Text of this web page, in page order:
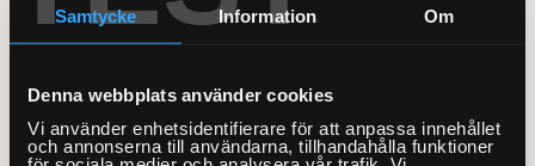
Samtycke Information Om
Denna webbplats använder cookies
Vi använder enhetsidentifierare för att anpassa innehållet
och annonserna till användarna, tillhandahålla funktioner
utav, däribland:
Hyllplan i material som tål lite stänk.